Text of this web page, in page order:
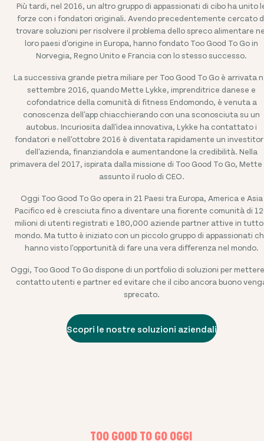
Più tardi, nel 2016, un altro gruppo di appassionati di cibo ha unito
forze con i fondatori originali. Avendo precedentemente cercato
trovare soluzioni per risolvere il problema dello spreco alimentare
loro paesi d'origine in Europa, hanno fondato Too Good To Go in
Norvegia, Regno Unito e Francia con lo stesso successo.
La successiva grande pietra miliare per Too Good To Go è arrivata
settembre 2016, quando Mette Lykke, imprenditrice danese e
cofondatrice della comunità di fitness Endomondo, è venuta a
conoscenza dell'app chiacchierando con una sconosciuta su un
autobus. Incuriosita dall'idea innovativa, Lykke ha contattato i
fondatori e nell'ottobre 2016 è diventata rapidamente un
dell'azienda, finanziandola e aumentandone la credibilità. Nella
primavera del 2017, ispirata dalla missione di Too Good To Go, Mette
assunto il ruolo di CEO.
Oggi Too Good To Go opera in 21 Paesi tra Europa, America e Asia
Pacifico ed è cresciuta fino a diventare una fiorente comunità di
milioni di utenti registrati e 180,000 aziende partner attive in tutto
mondo. Ma tutto è iniziato con un piccolo gruppo di appassionati
hanno visto l'opportunità di fare una vera differenza nel mondo.
Oggi, Too Good To Go dispone di un portfolio di soluzioni per
contatto utenti e partner ed evitare che il cibo ancora buono
sprecato.
Scopri le nostre soluzioni aziendali
TOO GOOD TO GO OGGI